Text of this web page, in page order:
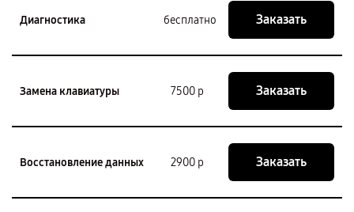
Диагностика бесплатно Заказать
Замена клавиатуры 7500 р Заказать
Восстановление данных 2900 р Заказать